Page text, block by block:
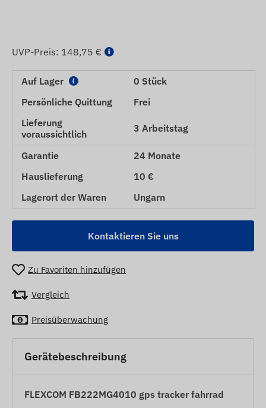
UVP-Preis: 148,75 €
Auf Lager
0 Stück
Persönliche Quittung
Frei
Lieferung
voraussichtlich
3 Arbeitstag
Garantie
24 Monate
Hauslieferung
10 €
Lagerort der Waren
Ungarn
Kontaktieren Sie uns
Zu Favoriten hinzufügen
Vergleich
Preisüberwachung
Gerätebeschreibung
FLEXCOM FB222MG4010 gps tracker fahrrad